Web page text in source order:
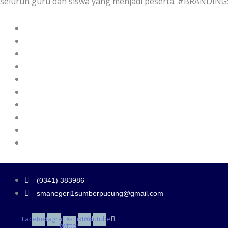
(0341) 383986
smanegeri1sumberpucung@gmail.com
FacebookInstagramX-
twitter
TiktokYoutube